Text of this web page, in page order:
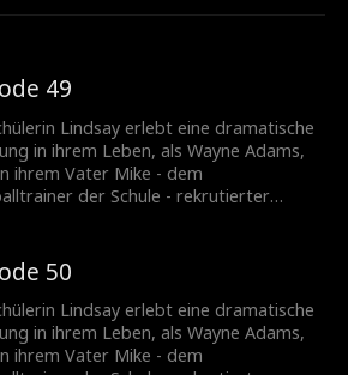
49
Lindsay erlebt eine dramatische
in ihrem Leben, als Wayne Adams,
ihrem Vater Mike - dem
der Schule - rekrutierter
Gefühle aufgrund der Warnungen
unterdrücken. Fest entschlossen,
Abschluss einen Freund zu finden,
Lindsays Versuche oft in peinlichen
mit unzuverlässigen Jungs. Doch
50
Lindsay erlebt eine dramatische
in ihrem Leben, als Wayne Adams,
ihrem Vater Mike - dem